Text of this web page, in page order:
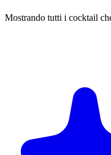
Mostrando tutti i cocktail